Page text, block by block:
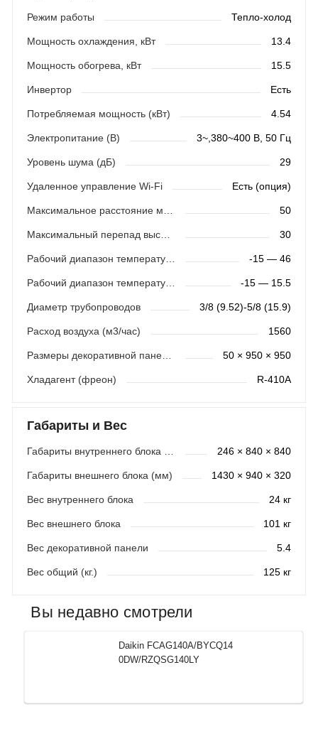
Режим работы Тепло-холод
Мощность охлаждения, кВт 13.4
Мощность обогрева, кВт 15.5
Инвертор Есть
Потребляемая мощность (кВт) 4.54
Электропитание (В) 3~,380~400 В, 50 Гц
Уровень шума (дБ) 29
Удаленное управление Wi-Fi Есть (опция)
Максимальное расстояние между блоками (м) 50
Максимальный перепад высот (м) 30
Рабочий диапазон температур (охлаждение) -15 — 46
Рабочий диапазон температур (обогрев) -15 — 15.5
Диаметр трубопроводов 3/8 (9.52)-5/8 (15.9)
Расход воздуха (м3/час) 1560
Размеры декоративной панели (мм) 50 × 950 × 950
Хладагент (фреон) R-410A
Габариты и Вес
Габариты внутреннего блока (мм) 246 × 840 × 840
Габариты внешнего блока (мм) 1430 × 940 × 320
Вес внутреннего блока 24 кг
Вес внешнего блока 101 кг
Вес декоративной панели 5.4
Вес общий (кг.) 125 кг
Вы недавно смотрели
Daikin FCAG140A/BYCQ14
0DW/RZQSG140LY